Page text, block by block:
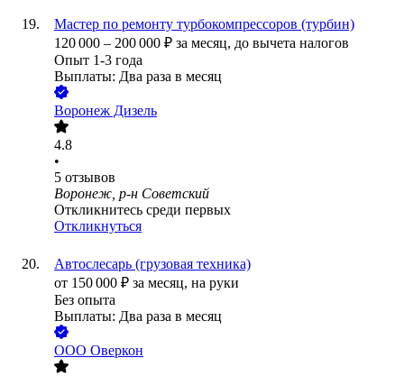
Мастер по ремонту турбокомпрессоров (турбин)
120 000 – 200 000 ₽ за месяц, до вычета налогов
Опыт 1-3 года
Выплаты: Два раза в месяц
Воронеж Дизель
4.8
•
5 отзывов
Воронеж, р-н Советский
Откликнитесь среди первых
Откликнуться
Автослесарь (грузовая техника)
от 150 000 ₽ за месяц, на руки
Без опыта
Выплаты: Два раза в месяц
ООО Оверкон